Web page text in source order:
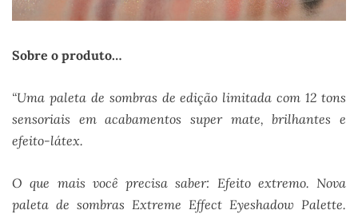
Sobre o produto…
“Uma paleta de sombras de edição limitada com 12 tons
sensoriais em acabamentos super mate, brilhantes e
efeito-látex.
O que mais você precisa saber: Efeito extremo. Nova
paleta de sombras Extreme Effect Eyeshadow Palette.